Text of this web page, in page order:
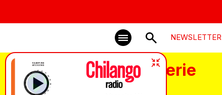
NEWSLETTER
Mentiras La Serie